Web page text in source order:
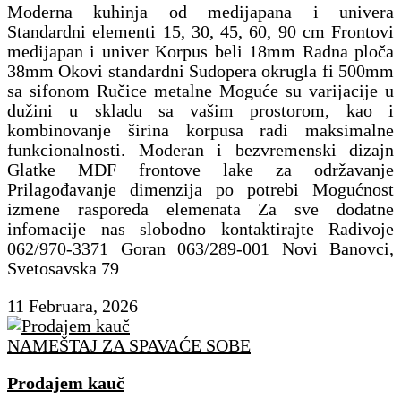
Moderna kuhinja od medijapana i univera
Standardni elementi 15, 30, 45, 60, 90 cm Frontovi
medijapan i univer Korpus beli 18mm Radna ploča
38mm Okovi standardni Sudopera okrugla fi 500mm
sa sifonom Ručice metalne Moguće su varijacije u
dužini u skladu sa vašim prostorom, kao i
kombinovanje širina korpusa radi maksimalne
funkcionalnosti. Moderan i bezvremenski dizajn
Glatke MDF frontove lake za održavanje
Prilagođavanje dimenzija po potrebi Mogućnost
izmene rasporeda elemenata Za sve dodatne
infomacije nas slobodno kontaktirajte Radivoje
062/970-3371 Goran 063/289-001 Novi Banovci,
Svetosavska 79
11 Februara, 2026
NAMEŠTAJ ZA SPAVAĆE SOBE
Prodajem kauč